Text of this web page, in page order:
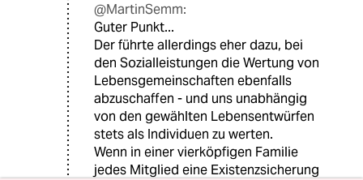
@MartinSemm:
Guter Punkt...
Der führte allerdings eher dazu, bei
den Sozialleistungen die Wertung von
Lebensgemeinschaften ebenfalls
abzuschaffen - und uns unabhängig
von den gewählten Lebensentwürfen
stets als Individuen zu werten.
Wenn in einer vierköpfigen Familie
jedes Mitglied eine Existenzsicherung